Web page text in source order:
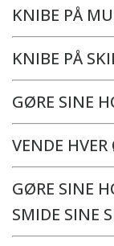
KNIBE PÅ
KNIBE PÅ
GØRE SINE
VENDE
GØRE SINE
SMIDE SINE